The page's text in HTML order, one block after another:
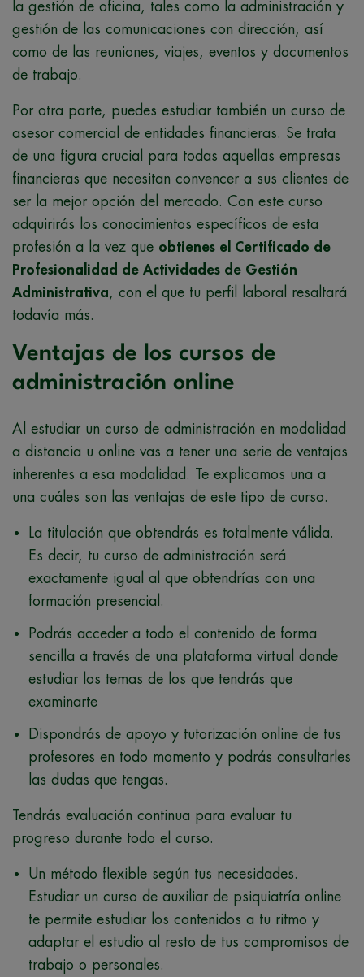
la gestión de oficina, tales como la administración y
gestión de las comunicaciones con dirección, así
como de las reuniones, viajes, eventos y documentos
de trabajo.
Por otra parte, puedes estudiar también un curso de
asesor comercial de entidades financieras. Se trata
de una figura crucial para todas aquellas empresas
financieras que necesitan convencer a sus clientes de
ser la mejor opción del mercado. Con este curso
adquirirás los conocimientos específicos de esta
profesión a la vez que obtienes el Certificado de
Profesionalidad de Actividades de Gestión
Administrativa, con el que tu perfil laboral resaltará
todavía más.
Ventajas de los cursos de
administración online
Al estudiar un curso de administración en modalidad
a distancia u online vas a tener una serie de ventajas
inherentes a esa modalidad. Te explicamos una a
una cuáles son las ventajas de este tipo de curso.
La titulación que obtendrás es totalmente válida.
Es decir, tu curso de administración será
exactamente igual al que obtendrías con una
formación presencial.
Podrás acceder a todo el contenido de forma
sencilla a través de una plataforma virtual donde
estudiar los temas de los que tendrás que
examinarte
Dispondrás de apoyo y tutorización online de tus
profesores en todo momento y podrás consultarles
las dudas que tengas.
Tendrás evaluación continua para evaluar tu
progreso durante todo el curso.
Un método flexible según tus necesidades.
Estudiar un curso de auxiliar de psiquiatría online
te permite estudiar los contenidos a tu ritmo y
adaptar el estudio al resto de tus compromisos de
trabajo o personales.